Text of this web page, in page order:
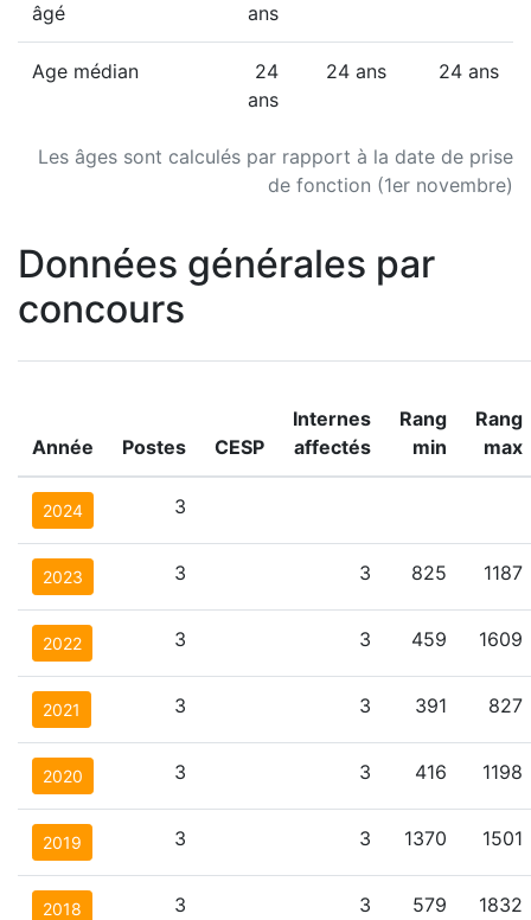
Les âges sont calculés par rapport à la date de prise
de fonction (1er novembre)
âgé
ans
Age médian
24
ans
24 ans 24 ans
Données générales par
concours
Année Postes CESP
Internes
affectés
Rang
min
Rang
max
2024 3
2023 3 3 825 1187
2022 3 3 459 1609
2021 3 3 391 827
2020 3 3 416 1198
2019 3 3 1370 1501
2018 3 3 579 1832